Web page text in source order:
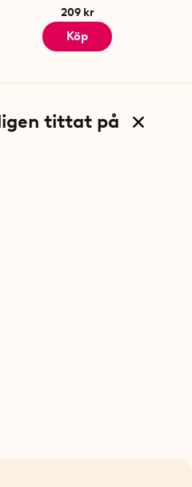
209 kr
Köp
tittat på